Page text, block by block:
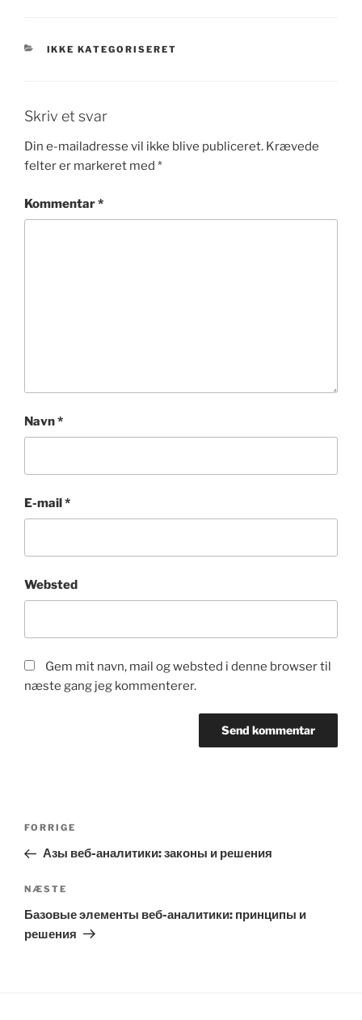
KATEGORIER
IKKE KATEGORISERET
Skriv et svar
Din e-mailadresse vil ikke blive publiceret. Krævede
felter er markeret med *
Kommentar*
Navn*
E-mail*
Websted
Gem mit navn, mail og websted i denne browser til
næste gang jeg kommenterer.
Indlægsnavigation
Forrige
indlæg
FORRIGE
Азы веб-аналитики: законы и решения
Næste
indlæg
NÆSTE
Базовые элементы веб-аналитики: принципы и
решения